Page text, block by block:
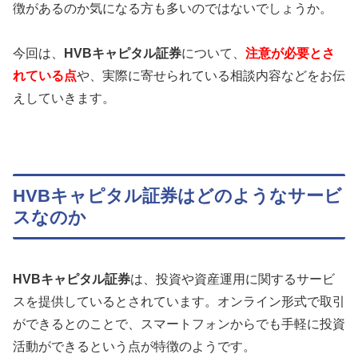
徴があるのか気になる方も多いのではないでしょうか。
今回は、 HVBキャピタル証券について、 注意が必要とさ
れている点や、実際に寄せられている相談内容などをお伝
えしていきます。
HVBキャピタル証券はどのようなサービ
スなのか
HVBキャピタル証券は、投資や資産運用に関するサービ
スを提供しているとされています。オンライン形式で取引
ができるとのことで、スマートフォンからでも手軽に投資
活動ができるという点が特徴のようです。